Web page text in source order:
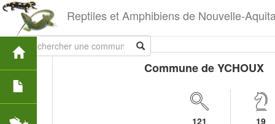
Reptiles et Amphibiens de Nouvelle-
Commune de YCHOUX
121
19